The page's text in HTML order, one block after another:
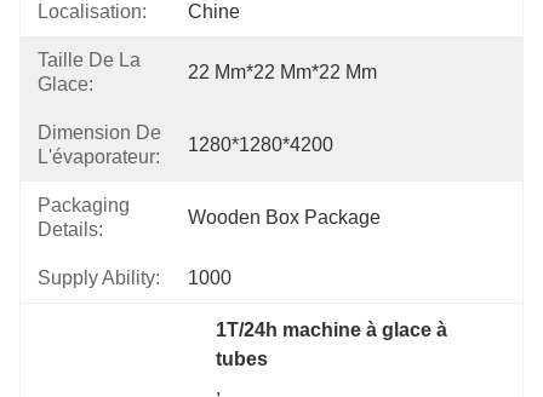
Localisation: Chine
Taille De La
Glace:
22 Mm*22 Mm*22 Mm
Dimension De
L'évaporateur:
1280*1280*4200
Packaging
Details:
Wooden Box Package
Supply Ability: 1000
1T/24h machine à glace à
tubes
,